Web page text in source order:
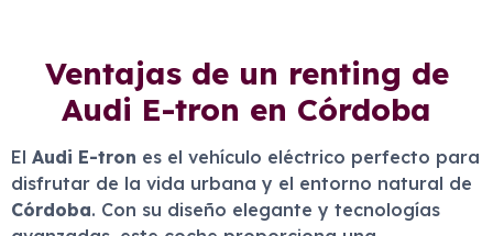
Ventajas de un renting de
Audi E-tron en Córdoba
El Audi E-tron es el vehículo eléctrico perfecto para
disfrutar de la vida urbana y el entorno natural de
Córdoba. Con su diseño elegante y tecnologías